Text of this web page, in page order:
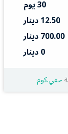
30 يوم
12.50 دينار
700.00 دينار
0 دينار
حقي.كوم